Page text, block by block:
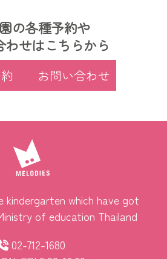
の各種予約や
わせはこちらから
お問い合わせ
kindergarten which have got
of education Thailand
02-712-1680